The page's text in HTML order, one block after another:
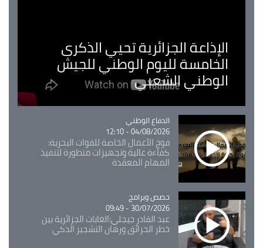
الإذاعة الجزائرية تحيي الذكرى
الخامسة لليوم الوطني للجيش
الوطني الشعبي
Catégorie
الدفاع الوطني
04/08/2026 - 12:10
فوج الأعمال الخاصة للقوات البحرية:
كفاءة عالية وتجهيزات متطورة لتنفيذ
المهام المعقدة
Catégorie
حصص وبرامج
30/07/2026 - 09:49
عبد القادر جيجلي:الغابات الجزائرية بين
خطر الحرائق ورهان التشجير الذكي